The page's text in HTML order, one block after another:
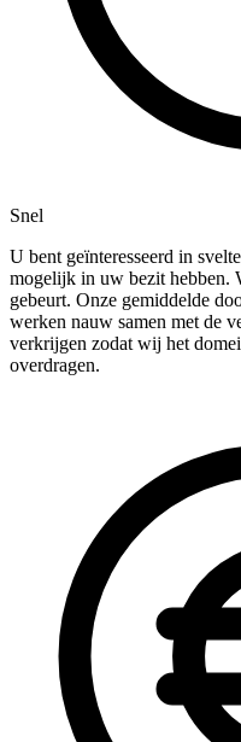
Snel
U bent geïnteresseerd in
mogelijk in uw bezit hebben.
gebeurt. Onze gemiddelde
werken nauw samen met de
verkrijgen zodat wij het
overdragen.